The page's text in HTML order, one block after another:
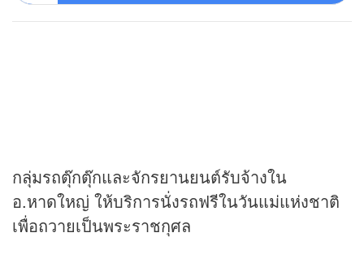
กลุ่มรถตุ๊กตุ๊กและจักรยานยนต์รับจ้างใน
อ.หาดใหญ่ ให้บริการนั่งรถฟรีในวันแม่แห่งชาติ
เพื่อถวายเป็นพระราชกุศล